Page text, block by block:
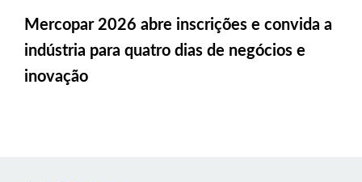
Mercopar 2026 abre inscrições e convida a
indústria para quatro dias de negócios e
inovação